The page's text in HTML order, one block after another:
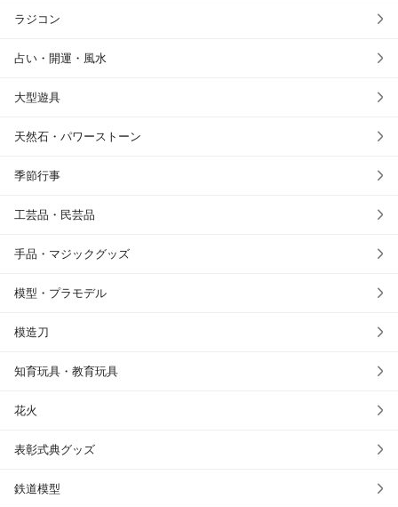
ラジコン
占い・開運・風水
大型遊具
天然石・パワーストーン
季節行事
工芸品・民芸品
手品・マジックグッズ
模型・プラモデル
模造刀
知育玩具・教育玩具
花火
表彰式典グッズ
鉄道模型